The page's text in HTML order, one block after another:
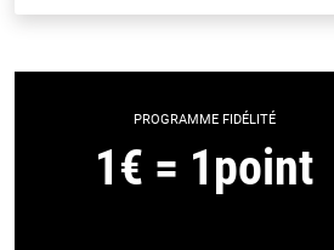
PROGRAMME FIDÉLITÉ
1€ = 1point